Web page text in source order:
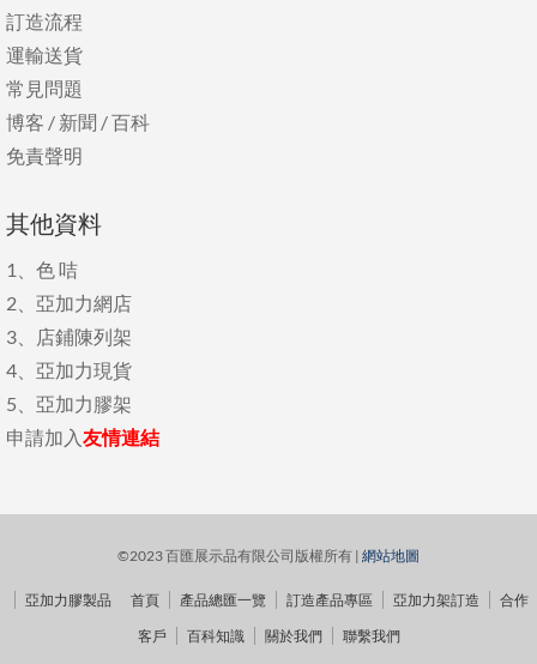
訂造流程
運輸送貨
常見問題
博客 / 新聞 /百科
免責聲明
其他資料
1、 色 咭
2、 亞加力網店
3、
店鋪陳列架
4、 亞加力現貨
5、 亞加力膠架
申請加入友情連結
©2023 百匯展示品有限公司版權所有 | 網站地圖
亞加力膠製品 首頁 產品總匯一覽 訂造產品專區 亞加力架訂造
合作
客戶
百科知識 關於我們 聯繫我們